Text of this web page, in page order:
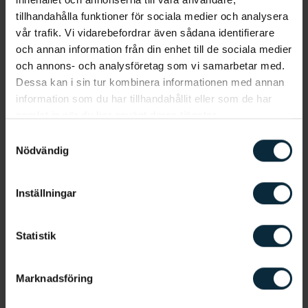
tillhandahålla funktioner för sociala medier och analysera
vår trafik. Vi vidarebefordrar även sådana identifierare
och annan information från din enhet till de sociala medier
och annons- och analysföretag som vi samarbetar med.
Dessa kan i sin tur kombinera informationen med annan
information som du har tillhandahållit eller som de har
Nödvändig
Inställningar
Statistik
Marknadsföring
Trots att en bakteriedödande munskölj effektivt
dödar skadliga bakterier i munnen kan den aldrig
ersätta tandborstning och tandtråd. Det är alltid
bakteriedödande munskölj ska snarare ses som ett
godmunvårdsrutin
Tandborstning två gånger om dagen med två
centimeters fluortandkräm
Vill du bli uppringd av oss?